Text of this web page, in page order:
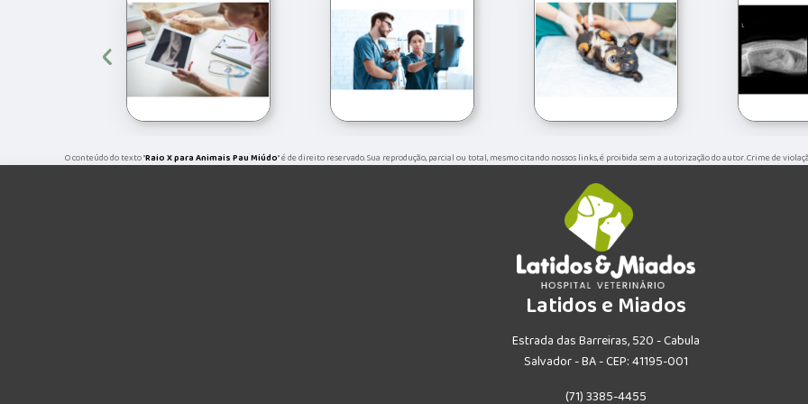
‹
O conteúdo do texto "Raio X para Animais Pau Miúdo" é de direito reservado. Sua reprodução, parcial ou total, mesmo citando nossos links, é proibida sem a autorização do autor. Crime de
Latidos e Miados
Estrada das Barreiras, 520 - Cabula
Salvador - BA - CEP: 41195-001
(71) 3385-4455